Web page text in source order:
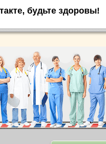
будьте здоровы!